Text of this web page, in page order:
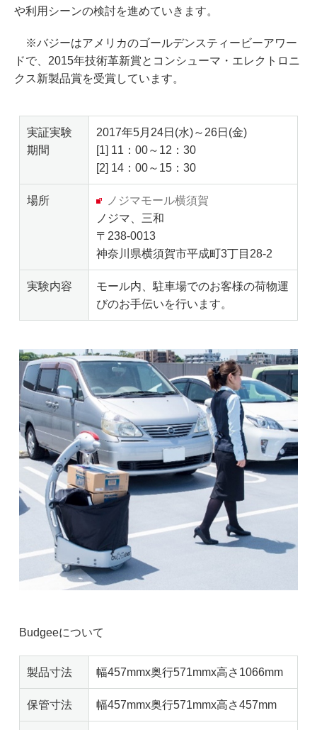
や利用シーンの検討を進めていきます。
※バジーはアメリカのゴールデンスティービーアワー
ドで、2015年技術革新賞とコンシューマ・エレクトロニ
クス新製品賞を受賞しています。
実証実験
期間
2017年5月24日(水)～26日(金)
[1] 11：00～12：30
[2] 14：00～15：30
場所
ノジマモール横須賀
ノジマ、三和
〒238-0013
神奈川県横須賀市平成町3丁目28-2
実験内容
モール内、駐車場でのお客様の荷物運
びのお手伝いを行います。
Budgeeについて
製品寸法 幅457mmx奥行571mmx高さ1066mm
保管寸法 幅457mmx奥行571mmx高さ457mm